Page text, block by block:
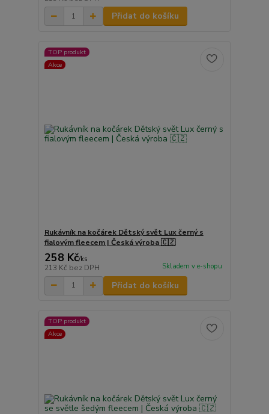
Přidat do košíku
TOP produkt
Akce
Rukávník na kočárek Dětský svět Lux černý s
fialovým fleecem | Česká výroba 🇨🇿
258 Kč/ks
213 Kč bez DPH Skladem v e-shopu
Přidat do košíku
TOP produkt
Akce